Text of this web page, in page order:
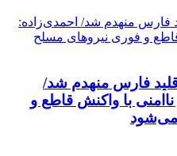
فارس منهدم شد/
با واکنش قاطع و
می‌شود